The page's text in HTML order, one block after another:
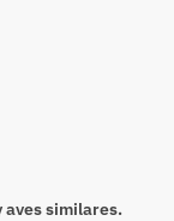
aves similares.